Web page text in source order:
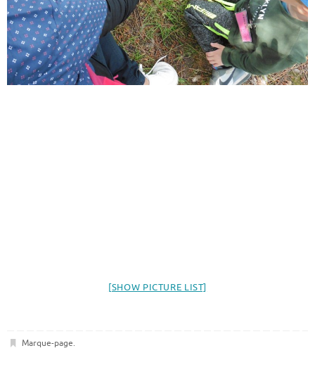
[SHOW PICTURE LIST]
Marque-page.